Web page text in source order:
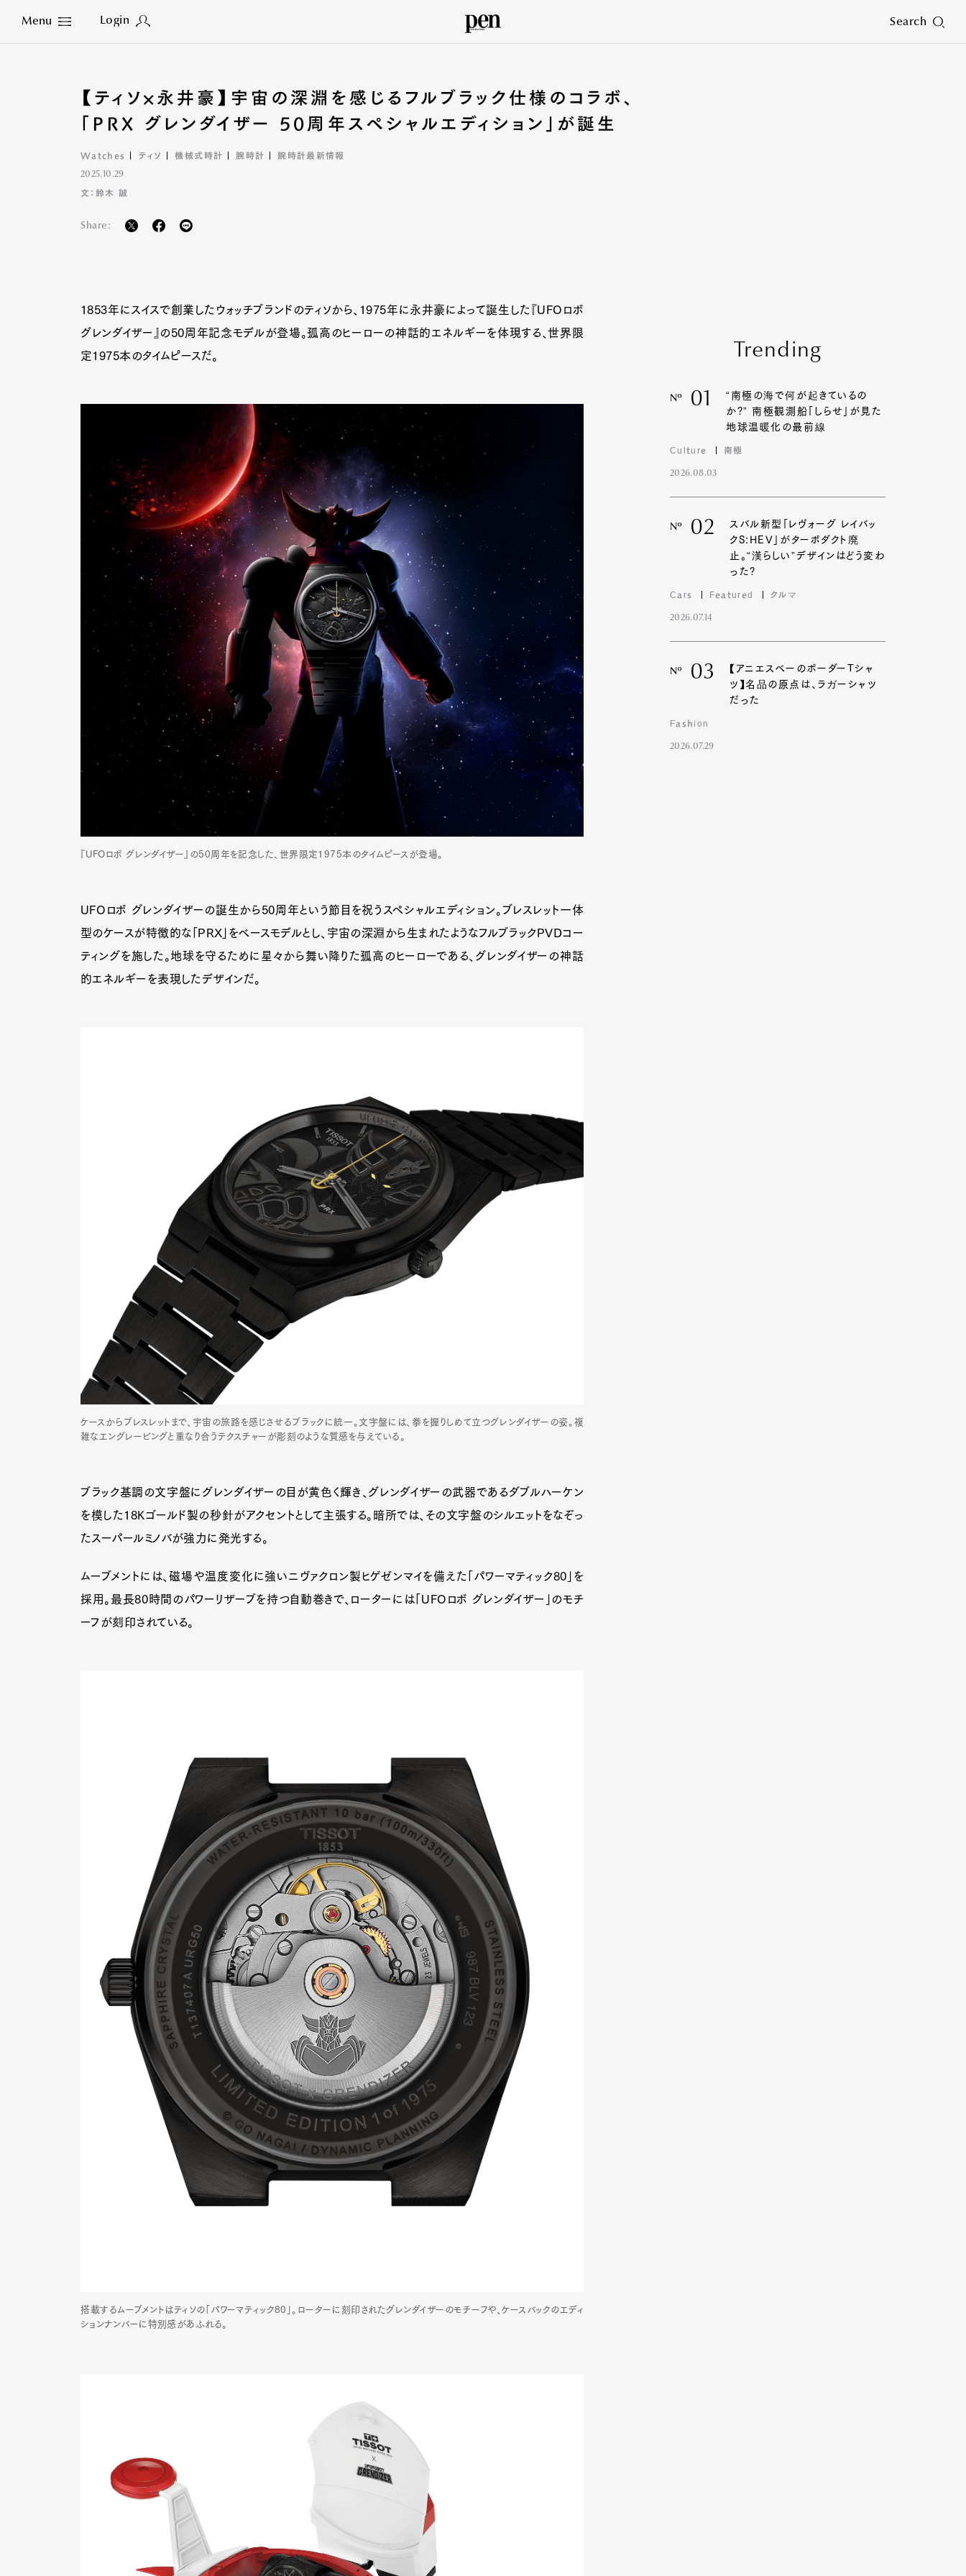
Menu Login Search
Close
Gourmet
Cars Product
Culture
Lifestyle
【ティソ×永井豪】宇宙の深淵を感じるフルブラック仕様のコラボ、
「PRX グレンダイザー 50周年スペシャルエディション」が誕生
Watches ティソ 機械式時計 腕時計 腕時計最新情報
2025.10.29
文：鈴木 誠
Share:
1853年にスイスで創業したウォッチブランドのティソから、1975年に永井豪によって誕生した『UFOロボ
グレンダイザー』の50周年記念モデルが登場。孤高のヒーローの神話的エネルギーを体現する、世界限
定1975本のタイムピースだ。
『UFOロボ グレンダイザー』の50周年を記念した、世界限定1975本のタイムピースが登場。
UFOロボ グレンダイザーの誕生から50周年という節目を祝うスペシャルエディション。ブレスレット一体
型のケースが特徴的な「PRX」をベースモデルとし、宇宙の深淵から生まれたようなフルブラックPVDコー
ティングを施した。地球を守るために星々から舞い降りた孤高のヒーローである、グレンダイザーの神話
的エネルギーを表現したデザインだ。
ケースからブレスレットまで、宇宙の旅路を感じさせるブラックに統一。文字盤には、拳を握りしめて立つグレンダイザーの姿。複
雑なエングレービングと重なり合うテクスチャーが彫刻のような質感を与えている。
ブラック基調の文字盤にグレンダイザーの目が黄色く輝き、グレンダイザーの武器であるダブルハーケン
を模した18Kゴールド製の秒針がアクセントとして主張する。暗所では、その文字盤のシルエットをなぞっ
たスーパールミノバが強力に発光する。
ムーブメントには、磁場や温度変化に強いニヴァクロン製ヒゲゼンマイを備えた「パワーマティック80」を
採用。最長80時間のパワーリザーブを持つ自動巻きで、ローターには「UFOロボ グレンダイザー」のモチ
ーフが刻印されている。
搭載するムーブメントはティソの「パワーマティック80」。ローターに刻印されたグレンダイザーのモチーフや、ケースバックのエディ
ションナンバーに特別感があふれる。
Trending
Nº 01
“南極の海で何が起きているの
か?” 南極観測船「しらせ」が見た
地球温暖化の最前線
Culture 南極
2026.08.03
Nº 02
スバル新型「レヴォーグ レイバッ
クS:HEV」がターボダクト廃
止。“漢らしい”デザインはどう変わ
った?
Cars Featured クルマ
2026.07.14
Nº 03
【アニエスベーのボーダーTシャ
ツ】名品の原点は、ラガーシャツ
だった
Fashion
2026.07.29